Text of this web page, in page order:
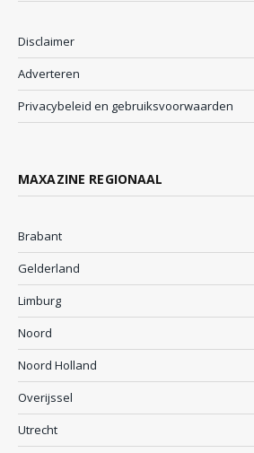
Disclaimer
Adverteren
Privacybeleid en gebruiksvoorwaarden
MAXAZINE REGIONAAL
Brabant
Gelderland
Limburg
Noord
Noord Holland
Overijssel
Utrecht